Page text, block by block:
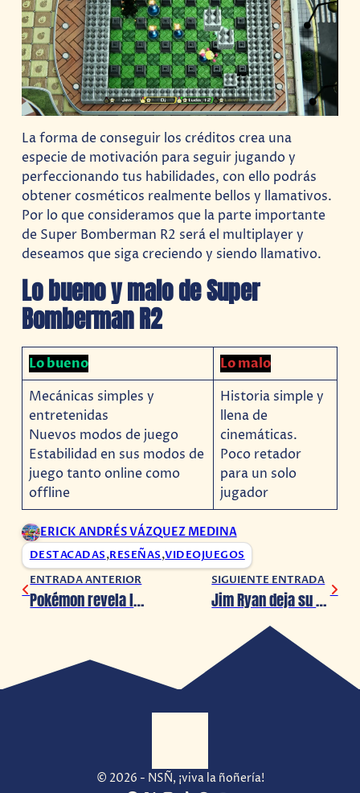
La forma de conseguir los créditos crea una
especie de motivación para seguir jugando y
perfeccionando tus habilidades, con ello podrás
obtener cosméticos realmente bellos y llamativos.
Por lo que consideramos que la parte importante
de Super Bomberman R2 será el multiplayer y
deseamos que siga creciendo y siendo llamativo.
Lo bueno y malo de Super
Bomberman R2
Lo bueno
Lo malo
Mecánicas simples y
entretenidas
Nuevos modos de juego
Estabilidad en sus modos de
juego tanto online como
offline
Historia simple y
llena de
cinemáticas.
Poco retador
para un solo
jugador
ERICK ANDRÉS VÁZQUEZ MEDINA
DESTACADAS,RESEÑAS,VIDEOJUEGOS
ENTRADA ANTERIOR
Pokémon revela los primeros detalles de su colaboración con Van Gogh
SIGUIENTE ENTRADA
Jim Ryan deja su puesto en PlayStation, una nueva era se avecina a Sony
© 2026 - NSÑ, ¡viva la ñoñería!